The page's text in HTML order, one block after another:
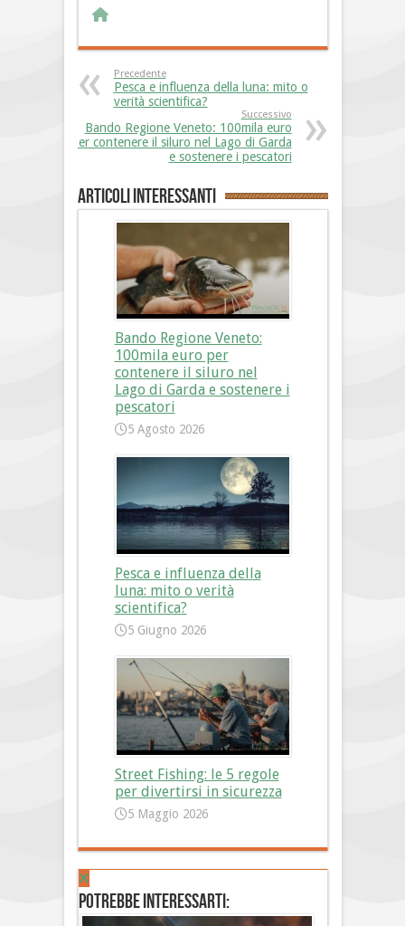
Precedente
Pesca e influenza della luna: mito o
verità scientifica?
Successivo
Bando Regione Veneto: 100mila euro
per contenere il siluro nel Lago di Garda
e sostenere i pescatori
Articoli interessanti
Bando Regione Veneto:
100mila euro per
contenere il siluro nel
Lago di Garda e sostenere i
pescatori
5 Agosto 2026
Pesca e influenza della
luna: mito o verità
scientifica?
5 Giugno 2026
Street Fishing: le 5 regole
per divertirsi in sicurezza
5 Maggio 2026
Potrebbe interessarti: